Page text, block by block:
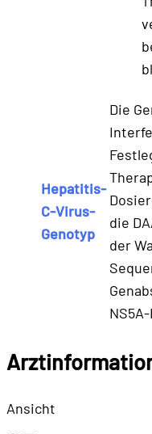
Hepatitis-
C-Virus-
Genotyp
Die
die
der
Ansicht